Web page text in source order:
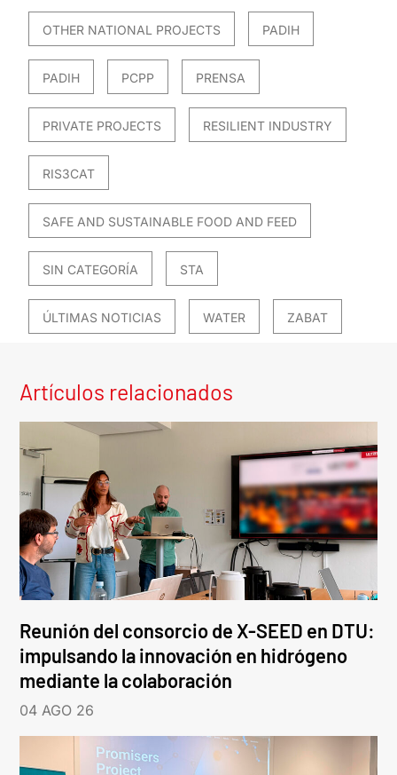
OTHER NATIONAL PROJECTS PADIH
PADIH PCPP PRENSA
PRIVATE PROJECTS RESILIENT INDUSTRY
RIS3CAT
SAFE AND SUSTAINABLE FOOD AND FEED
SIN CATEGORÍA STA
ÚLTIMAS NOTICIAS WATER ZABAT
Artículos relacionados
Reunión del consorcio de X-SEED en DTU:
impulsando la innovación en hidrógeno
mediante la colaboración
04 AGO 26